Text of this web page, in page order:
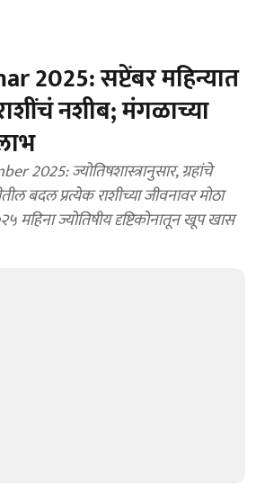
2025: सप्टेंबर महिन्यात
नशीब; मंगळाच्या
2025: ज्योतिषशास्त्रानुसार, ग्रहांचे
बदल प्रत्येक राशीच्या जीवनावर मोठा
महिना ज्योतिषीय दृष्टिकोनातून खूप खास